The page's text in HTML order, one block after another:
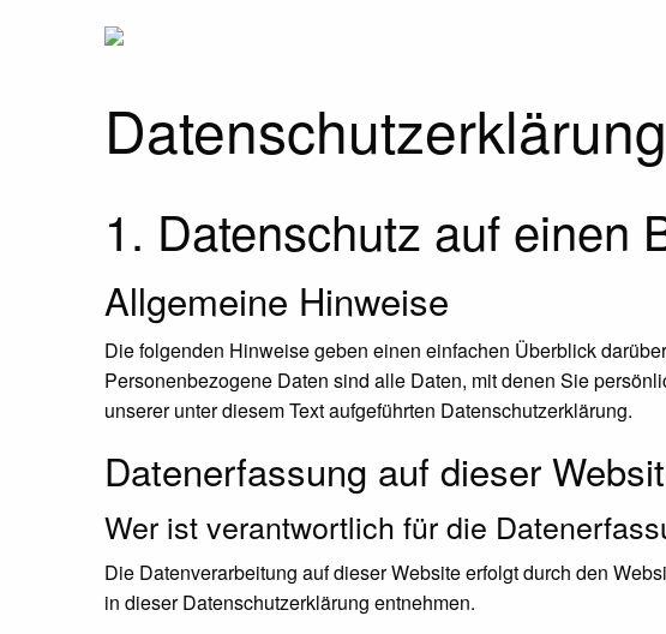
Datenschutz­erklärung
1. Datenschutz auf einen
Allgemeine Hinweise
Die folgenden Hinweise geben einen einfachen Überblick
Personenbezogene Daten sind alle Daten, mit denen Sie
unserer unter diesem Text aufgeführten Datenschutzerklärung.
Datenerfassung auf dieser
Wer ist verantwortlich für die
Die Datenverarbeitung auf dieser Website erfolgt durch den
in dieser Datenschutzerklärung entnehmen.